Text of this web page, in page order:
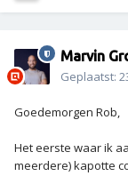
Marvin
Geplaatst:
Goedemorgen Rob,
Het eerste waar ik
meerdere) kapotte